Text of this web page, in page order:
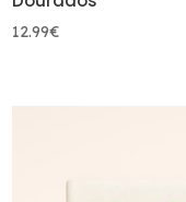
12.99€